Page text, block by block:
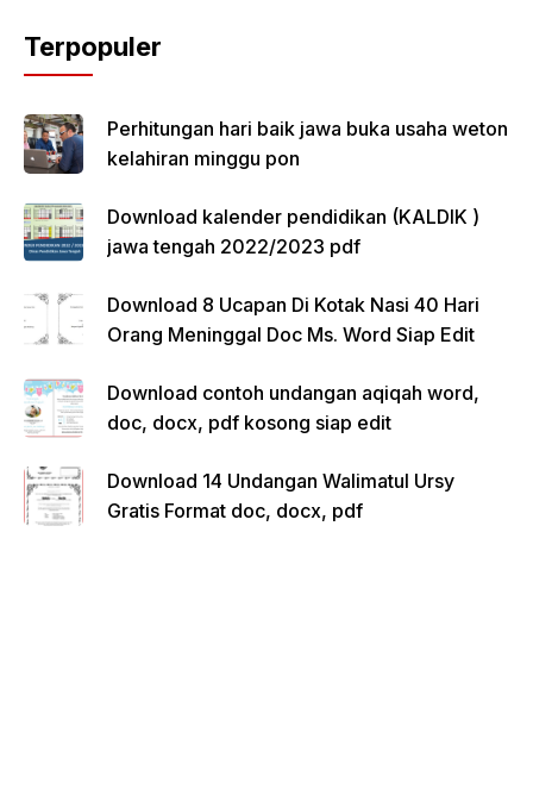
Terpopuler
Perhitungan hari baik jawa buka usaha weton
kelahiran minggu pon
Download kalender pendidikan (KALDIK )
jawa tengah 2022/2023 pdf
Download 8 Ucapan Di Kotak Nasi 40 Hari
Orang Meninggal Doc Ms. Word Siap Edit
Download contoh undangan aqiqah word,
doc, docx, pdf kosong siap edit
Download 14 Undangan Walimatul Ursy
Gratis Format doc, docx, pdf